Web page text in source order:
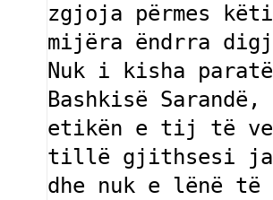
zgjoja përmes
mijëra ëndrra
Nuk i kisha
Bashkisë
etikën e tij të
tillë gjithsesi
dhe nuk e lënë të